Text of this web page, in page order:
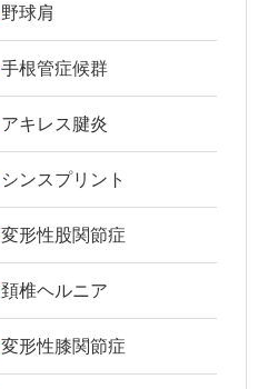
野球肩
手根管症候群
アキレス腱炎
シンスプリント
変形性股関節症
頚椎ヘルニア
変形性膝関節症